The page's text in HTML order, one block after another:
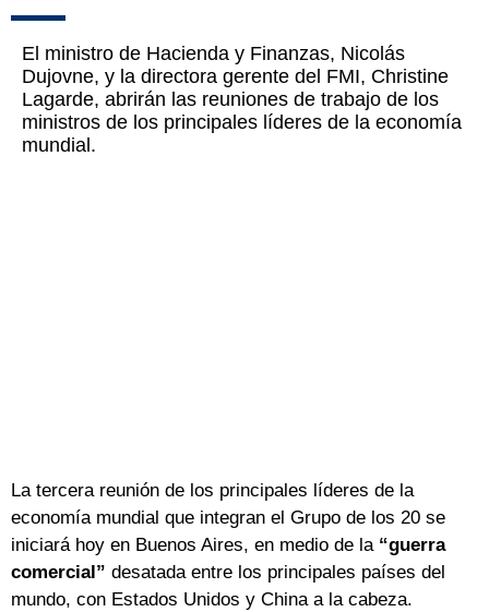
El ministro de Hacienda y Finanzas, Nicolás
Dujovne, y la directora gerente del FMI, Christine
Lagarde, abrirán las reuniones de trabajo de los
ministros de los principales líderes de la economía
mundial.
La tercera reunión de los principales líderes de la
economía mundial que integran el Grupo de los 20 se
iniciará hoy en Buenos Aires, en medio de la “guerra
comercial” desatada entre los principales países del
mundo, con Estados Unidos y China a la cabeza.